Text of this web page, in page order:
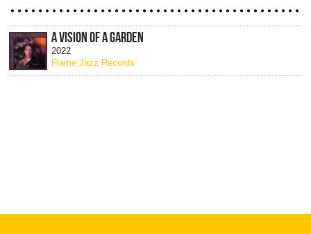
A VISION OF A GARDEN
2022
Flame Jazz Records